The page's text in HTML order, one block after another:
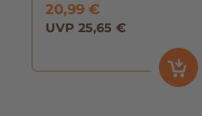
20,99 €
UVP 25,65 €